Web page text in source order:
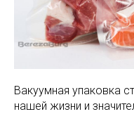
Вакуумная упаковка
нашей жизни и